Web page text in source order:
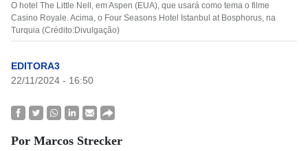
O hotel The Little Nell, em Aspen (EUA), que usará como tema o filme
Casino Royale. Acima, o Four Seasons Hotel Istanbul at Bosphorus, na
Turquia (Crédito:Divulgação)
EDITORA3
22/11/2024 - 16:50
Por Marcos Strecker